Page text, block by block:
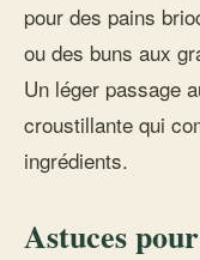
pour des pains
ou des buns aux
Un léger passage
croustillante qui
ingrédients.
Astuces